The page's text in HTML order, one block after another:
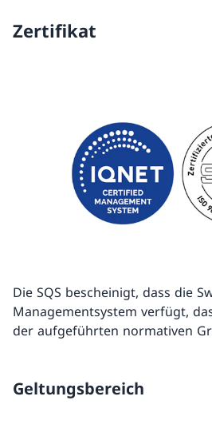
Zertifikat
Die SQS bescheinigt, dass die
Managementsystem verfügt,
der aufgeführten normativen
Geltungsbereich